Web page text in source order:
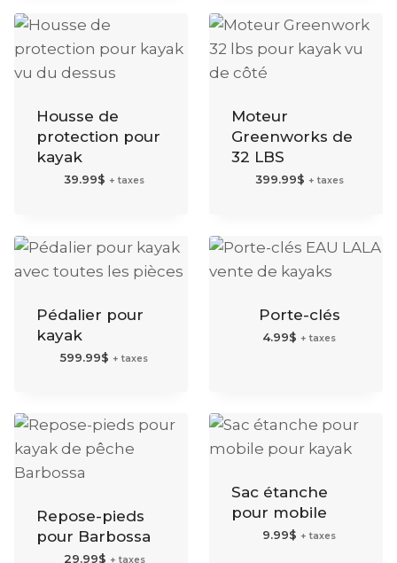
Housse de
protection pour
kayak
39.99$ + taxes
Moteur
Greenworks de
32 LBS
399.99$ + taxes
Pédalier pour
kayak
599.99$ + taxes
Porte-clés
4.99$ + taxes
Repose-pieds
pour Barbossa
29.99$ + taxes
Sac étanche
pour mobile
9.99$ + taxes